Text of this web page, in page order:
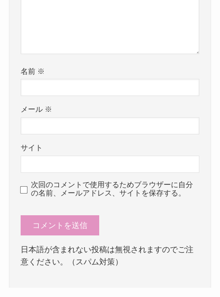
名前 ※
メール ※
サイト
次回のコメントで使用するためブラウザーに自分
の名前、メールアドレス、サイトを保存する。
日本語が含まれない投稿は無視されますのでご注
意ください。（スパム対策）